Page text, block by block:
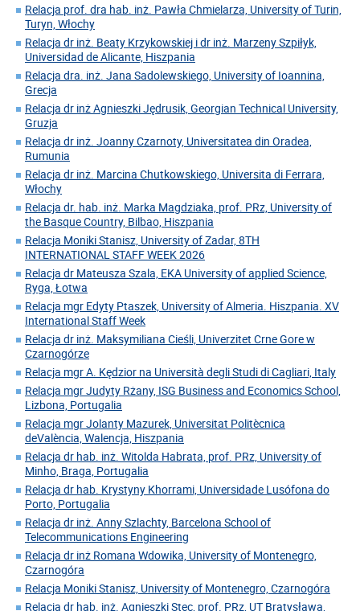
Relacja prof. dra hab. inż. Pawła Chmielarza, University of Turin,
Turyn, Włochy
Relacja dr inż. Beaty Krzykowskiej i dr inż. Marzeny Szpiłyk,
Universidad de Alicante, Hiszpania
Relacja dra. inż. Jana Sadolewskiego, University of Ioannina,
Grecja
Relacja dr inż Agnieszki Jędrusik, Georgian Technical University,
Gruzja
Relacja dr inż. Joanny Czarnoty, Universitatea din Oradea,
Rumunia
Relacja dr inż. Marcina Chutkowskiego, Universita di Ferrara,
Włochy
Relacja dr. hab. inż. Marka Magdziaka, prof. PRz, University of
the Basque Country, Bilbao, Hiszpania
Relacja Moniki Stanisz, University of Zadar, 8TH
INTERNATIONAL STAFF WEEK 2026
Relacja dr Mateusza Szala, EKA University of applied Science,
Ryga, Łotwa
Relacja mgr Edyty Ptaszek, University of Almeria. Hiszpania. XV
International Staff Week
Relacja dr inż. Maksymiliana Cieśli, Univerzitet Crne Gore w
Czarnogórze
Relacja mgr A. Kędzior na Università degli Studi di Cagliari, Italy
Relacja mgr Judyty Rżany, ISG Business and Economics School,
Lizbona, Portugalia
Relacja mgr Jolanty Mazurek, Universitat Politècnica
deValència, Walencja, Hiszpania
Relacja dr hab. inż. Witolda Habrata, prof. PRz, University of
Minho, Braga, Portugalia
Relacja dr hab. Krystyny Khorrami, Universidade Lusófona do
Porto, Portugalia
Relacja dr inż. Anny Szlachty, Barcelona School of
Telecommunications Engineering
Relacja dr inż Romana Wdowika, University of Montenegro,
Czarnogóra
Relacja Moniki Stanisz, University of Montenegro, Czarnogóra
Relacja dr hab. inż. Agnieszki Stec, prof. PRz, UT Bratysława,